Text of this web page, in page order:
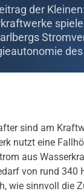
der Kleinen:
sind am
nutzt eine
aus
von rund 340
wie sinnvoll die